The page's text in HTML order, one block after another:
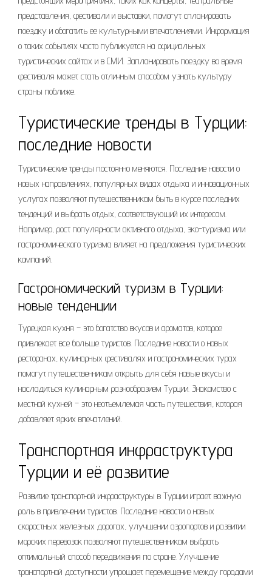
представления, фестивали и выставки, помогут спланировать
поездку и обогатить ее культурными впечатлениями. Информация
о таких событиях часто публикуется на официальных
туристических сайтах и в СМИ. Запланировать поездку во время
фестиваля может стать отличным способом узнать культуру
страны поближе.
Туристические тренды в Турции:
последние новости
Туристические тренды постоянно меняются. Последние новости о
новых направлениях, популярных видах отдыха и инновационных
услугах позволяют путешественникам быть в курсе последних
тенденций и выбрать отдых, соответствующий их интересам.
Например, рост популярности активного отдыха, эко-туризма или
гастрономического туризма влияет на предложения туристических
компаний.
Гастрономический туризм в Турции:
новые тенденции
Турецкая кухня – это богатство вкусов и ароматов, которое
привлекает все больше туристов. Последние новости о новых
ресторанах, кулинарных фестивалях и гастрономических турах
помогут путешественникам открыть для себя новые вкусы и
насладиться кулинарным разнообразием Турции. Знакомство с
местной кухней – это неотъемлемая часть путешествия, которая
добавляет ярких впечатлений.
Транспортная инфраструктура
Турции и её развитие
Развитие транспортной инфраструктуры в Турции играет важную
роль в привлечении туристов. Последние новости о новых
скоростных железных дорогах, улучшении аэропортов и развитии
морских перевозок позволяют путешественникам выбрать
оптимальный способ передвижения по стране. Улучшение
транспортной доступности упрощает перемещение между городами